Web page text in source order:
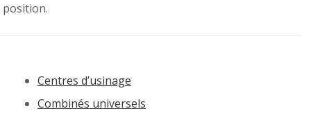
position.
Centres d’usinage
Combinés universels